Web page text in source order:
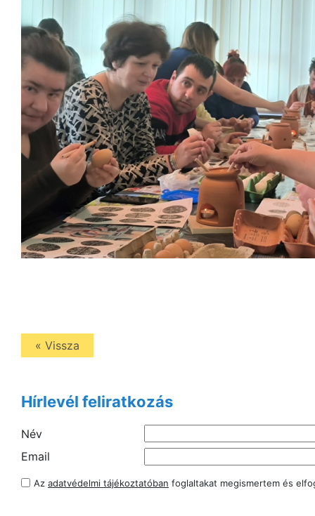
« Vissza
Hírlevél feliratkozás
Név
Email
Az adatvédelmi tájékoztatóban foglaltakat megismertem és